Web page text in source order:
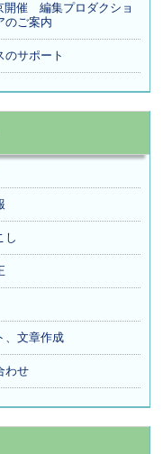
開催 編集プロダクショ
のご案内
のサポート
し
、文章作成
わせ